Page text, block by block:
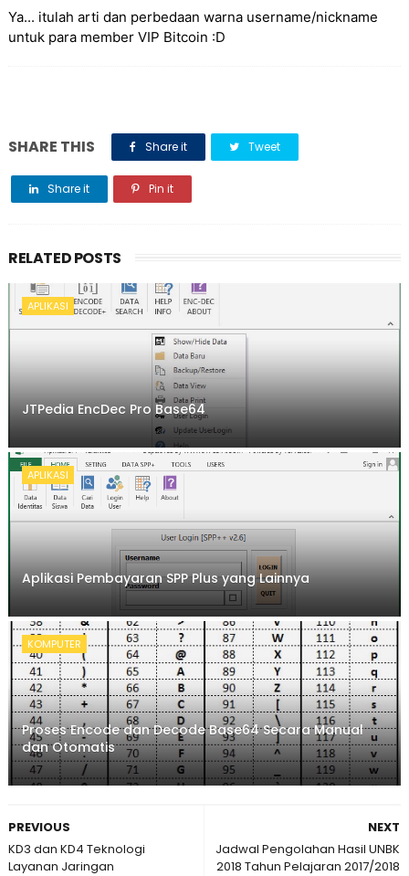
Ya... itulah arti dan perbedaan warna username/nickname
untuk para member VIP Bitcoin :D
SHARE THIS Share it Tweet
Share it Pin it
RELATED POSTS
APLIKASI
JTPedia EncDec Pro Base64
APLIKASI
Aplikasi Pembayaran SPP Plus yang Lainnya
KOMPUTER
Proses Encode dan Decode Base64 Secara Manual
dan Otomatis
NEXT
Jadwal Pengolahan Hasil UNBK
2018 Tahun Pelajaran 2017/2018
PREVIOUS
KD3 dan KD4 Teknologi
Layanan Jaringan